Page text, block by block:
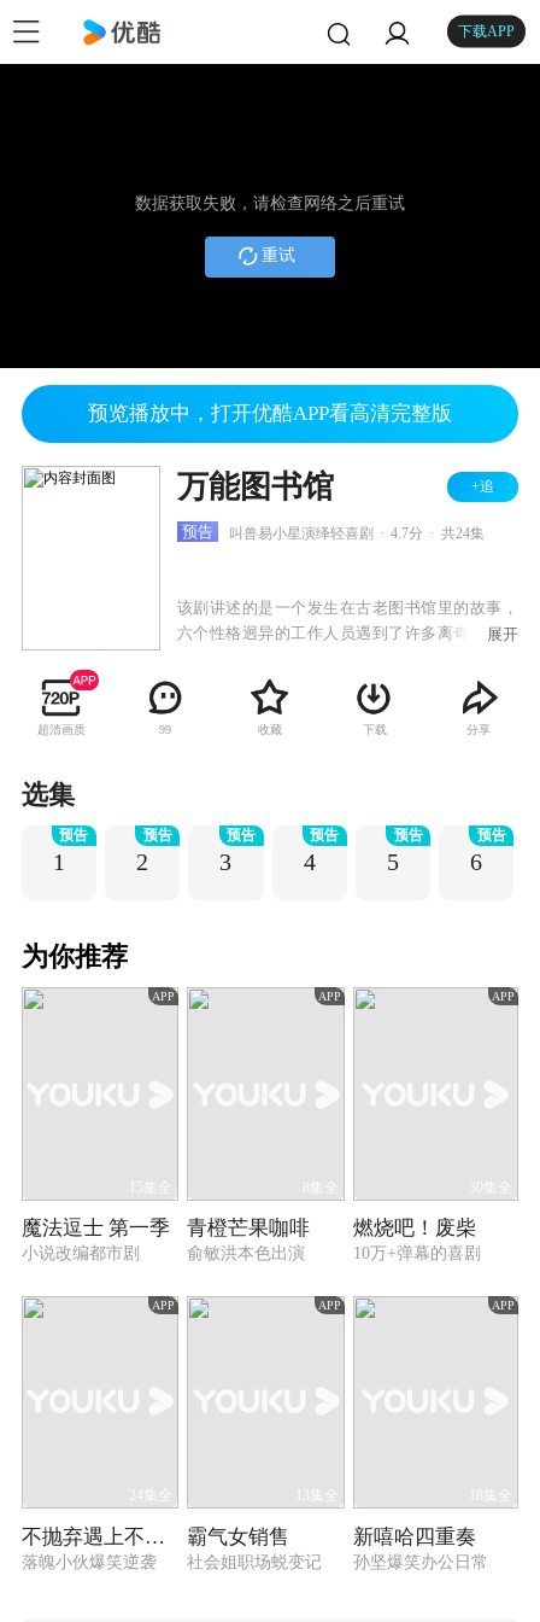
下载APP
数据获取失败，请检查网络之后重试
重试
预览播放中，打开优酷APP看高清完整版
万能图书馆 +追
预告 叫兽易小星演绎轻喜剧 4.7分 共24集
该剧讲述的是一个发生在古老图书馆里的故事，
六个性格迥异的工作人员遇到了许多离奇事件，
暇的密集笑点，让你猜中了开头，却猜不中结
尾。
展开
超清画质 99 收藏 下载 分享
选集
1
预告
2
预告
3
预告
4
预告
5
预告
6
预告
为你推荐
APP
15集全
魔法逗士 第一季
小说改编都市剧
APP
8集全
青橙芒果咖啡
俞敏洪本色出演
APP
30集全
燃烧吧！废柴
10万+弹幕的喜剧
APP
24集全
不抛弃遇上不放弃
落魄小伙爆笑逆袭
APP
13集全
霸气女销售
社会姐职场蜕变记
APP
18集全
新嘻哈四重奏
孙坚爆笑办公日常